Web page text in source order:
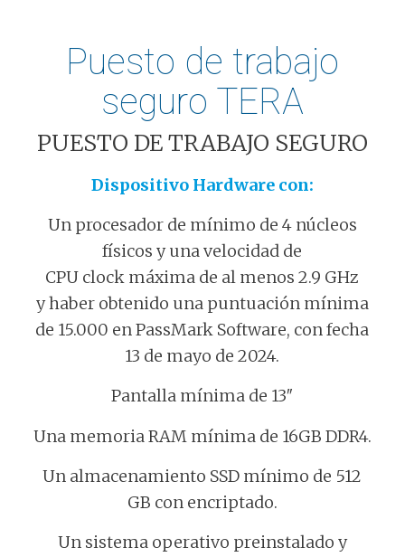
Puesto de trabajo
seguro TERA
PUESTO DE TRABAJO SEGURO
Dispositivo Hardware con:
Un procesador de mínimo de 4 núcleos
físicos y una velocidad de
CPU clock máxima de al menos 2.9 GHz
y haber obtenido una puntuación mínima
de 15.000 en PassMark Software, con fecha
13 de mayo de 2024.
Pantalla mínima de 13″
Una memoria RAM mínima de 16GB DDR4.
Un almacenamiento SSD mínimo de 512
GB con encriptado.
Un sistema operativo preinstalado y